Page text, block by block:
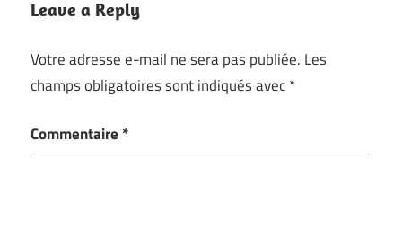
Leave a Reply
Votre adresse e-mail ne sera pas publiée. Les
champs obligatoires sont indiqués avec*
Commentaire *